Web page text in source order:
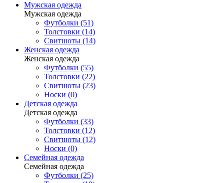
Мужская одежда
Мужская одежда
Футболки (51)
Толстовки (14)
Свитшоты (14)
Женская одежда
Женская одежда
Футболки (55)
Толстовки (22)
Свитшоты (23)
Носки (0)
Детская одежда
Детская одежда
Футболки (33)
Толстовки (12)
Свитшоты (12)
Носки (0)
Семейная одежда
Семейная одежда
Футболки (25)